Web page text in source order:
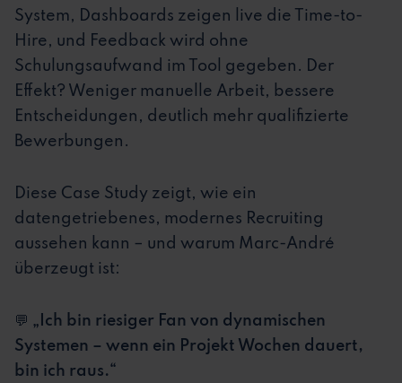
System, Dashboards zeigen live die Time-to-
Hire, und Feedback wird ohne
Schulungsaufwand im Tool gegeben. Der
Effekt? Weniger manuelle Arbeit, bessere
Entscheidungen, deutlich mehr qualifizierte
Bewerbungen.
Diese Case Study zeigt, wie ein
datengetriebenes, modernes Recruiting
aussehen kann – und warum Marc-André
überzeugt ist:
💬 „Ich bin riesiger Fan von dynamischen
Systemen – wenn ein Projekt Wochen dauert,
bin ich raus.“